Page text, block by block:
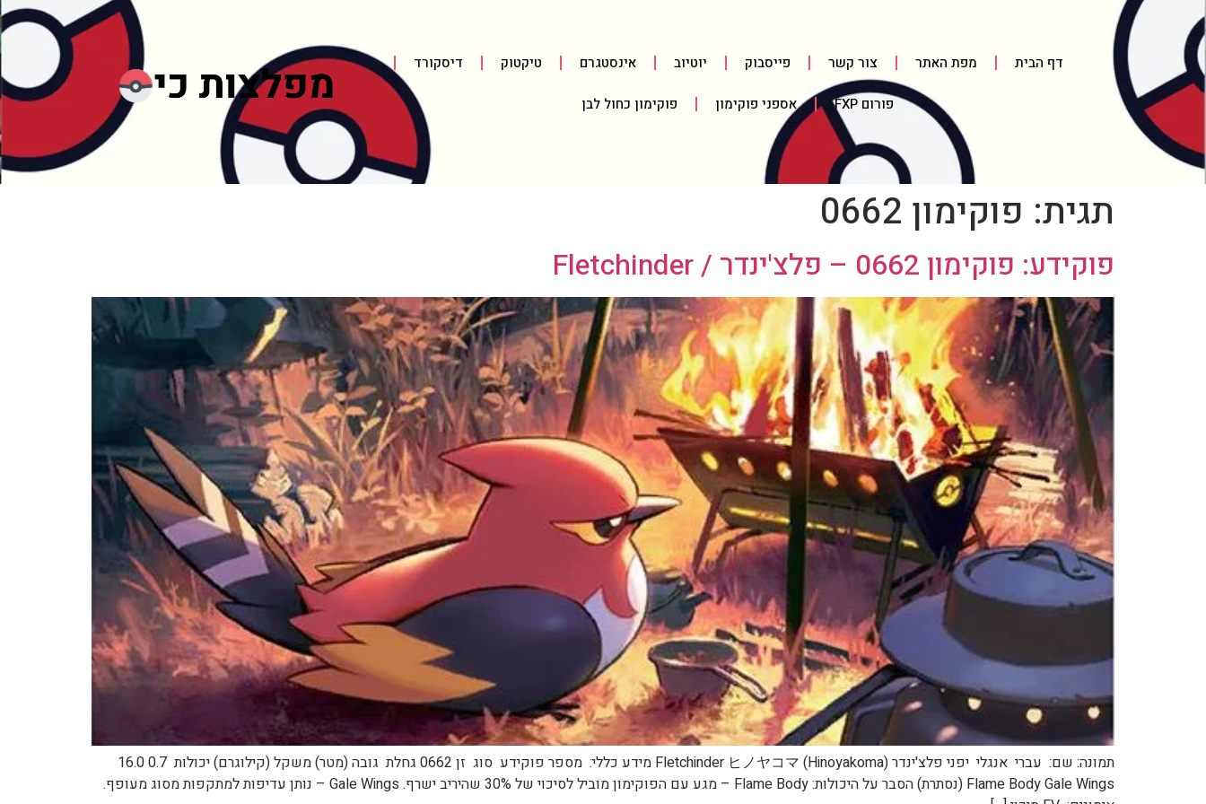
דף הבית מפת האתר צור קשר פייסבוק יוטיוב אינסטגרם טיקטוק דיסקורד
פורום FXP אספני פוקימון פוקימון כחול לבן
תגית: פוקימון 0662
פוקידע: פוקימון 0662 – פלצ'ינדר / Fletchinder
תמונה: שם: עברי אנגלי יפני פלצ'ינדר Fletchinder ヒノヤコマ (Hinoyakoma) מידע כללי: מספר פוקידע סוג זן 0662 גחלת גובה (מטר) משקל (קילוגרם) יכולות 0.7 16.0
Flame Body Gale Wings (נסתרת) הסבר על היכולות: Flame Body – מגע עם הפוקימון מוביל לסיכוי של 30% שהיריב ישרף. Gale Wings – נותן עדיפות למתקפות מסוג מעופף.